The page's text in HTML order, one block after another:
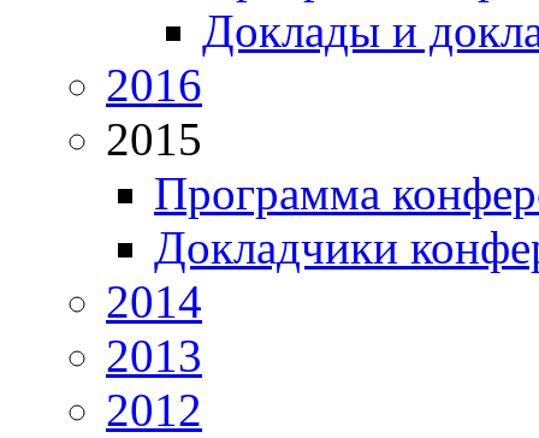
Доклады и
2016
2015
Программа
Докладчики
2014
2013
2012